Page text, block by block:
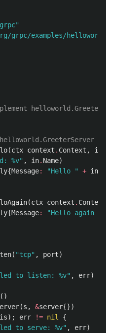
grpc/examples/helloworld/
(ctx context . Context , in
%v" , in. Name)
{Message: "Hello " + in
(ctx context . Context
{Message: "Hello again "
( "tcp" , port)
to listen: %v" , err)
()
(s , &server{})
); err != nil
{
to serve: %v" , err)